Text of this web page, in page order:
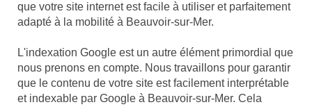
que votre site internet est facile à utiliser et parfaitement
adapté à la mobilité à Beauvoir-sur-Mer.
L'indexation Google est un autre élément primordial que
nous prenons en compte. Nous travaillons pour garantir
que le contenu de votre site est facilement interprétable
et indexable par Google à Beauvoir-sur-Mer. Cela